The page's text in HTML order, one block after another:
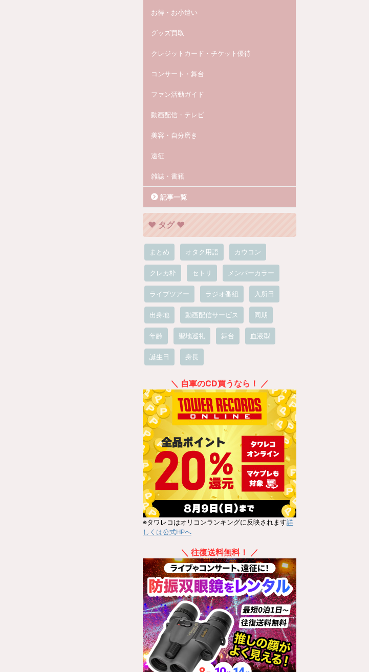
お得・お小遣い
グッズ買取
クレジットカード・チケット優待
コンサート・舞台
ファン活動ガイド
動画配信・テレビ
美容・自分磨き
遠征
雑誌・書籍
記事一覧
❤︎ タグ ❤︎
まとめ オタク用語 カウコン
クレカ枠 セトリ メンバーカラー
ライブツアー ラジオ番組 入所日
出身地 動画配信サービス 同期
年齢 聖地巡礼 舞台 血液型
誕生日 身長
＼ 自軍のCD買うなら！ ／
※タワレコはオリコンランキングに反映されます詳
しくは公式HPへ
＼ 往復送料無料！ ／